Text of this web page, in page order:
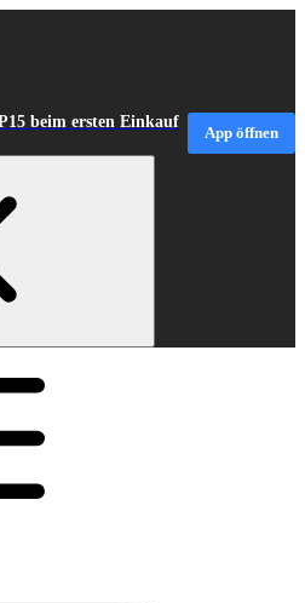
beim ersten Einkauf
App öffnen